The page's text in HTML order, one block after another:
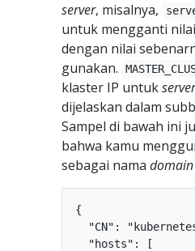
server, misalnya,
untuk mengganti
dengan nilai
gunakan.
klaster IP untukserver
dijelaskan dalam
Sampel di bawah ini
bahwa kamu
sebagai nama domain
{
"CN":
  "hosts": [